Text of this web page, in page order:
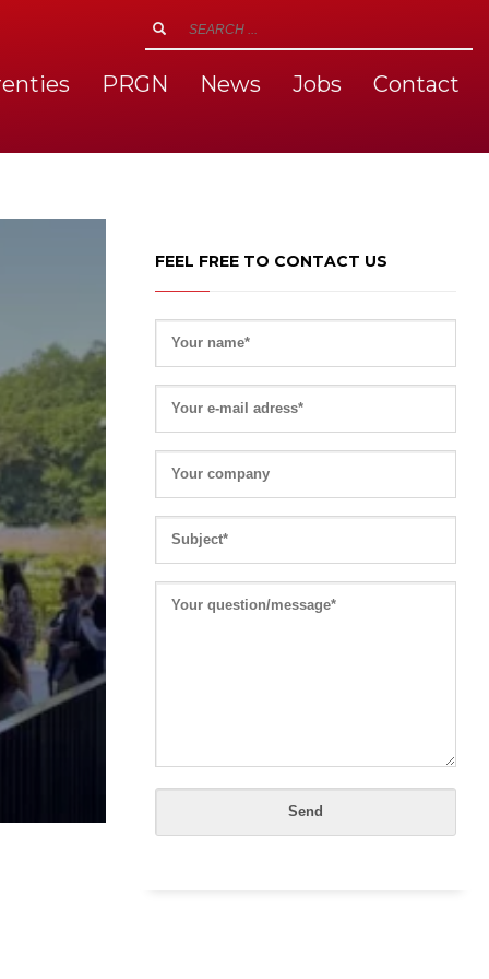
PRGN News Jobs Contact
FEEL FREE TO CONTACT US